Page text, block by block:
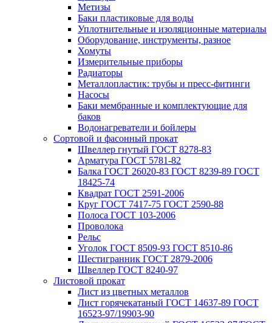
Метизы
Баки пластиковые для воды
Уплотнительные и изоляционные материалы
Оборудование, инструменты, разное
Хомуты
Измерительные приборы
Радиаторы
Металлопластик: трубы и пресс-фитинги
Насосы
Баки мембранные и комплектующие для
баков
Водонагреватели и бойлеры
Сортовой и фасонный прокат
Швеллер гнутый ГОСТ 8278-83
Арматура ГОСТ 5781-82
Балка ГОСТ 26020-83 ГОСТ 8239-89 ГОСТ
18425-74
Квадрат ГОСТ 2591-2006
Круг ГОСТ 7417-75 ГОСТ 2590-88
Полоса ГОСТ 103-2006
Проволока
Рельс
Уголок ГОСТ 8509-93 ГОСТ 8510-86
Шестигранник ГОСТ 2879-2006
Швеллер ГОСТ 8240-97
Листовой прокат
Лист из цветных металлов
Лист горячекатаный ГОСТ 14637-89 ГОСТ
16523-97/19903-90